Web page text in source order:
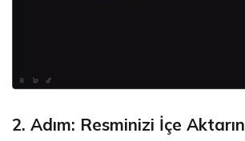
2. Adım: Resminizi İçe Aktarın